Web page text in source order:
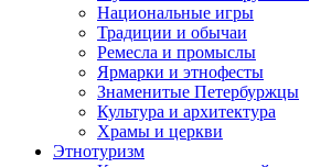
Национальные игры
Традиции и обычаи
Ремесла и промыслы
Ярмарки и этнофесты
Знаменитые Петербуржцы
Культура и архитектура
Храмы и церкви
Этнотуризм